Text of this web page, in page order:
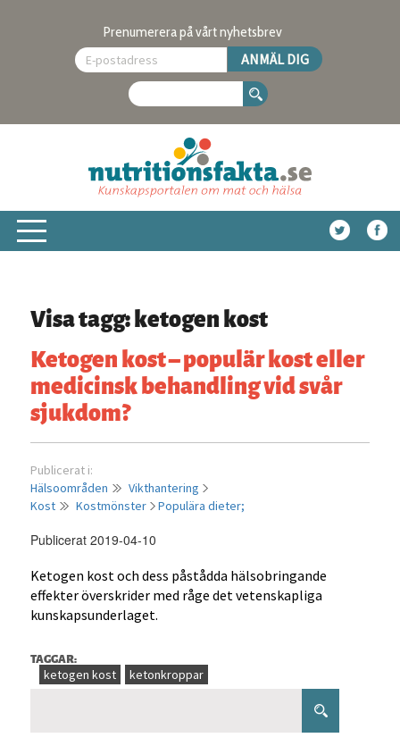
Prenumerera på vårt nyhetsbrev
Visa tagg: ketogen kost
Ketogen kost – populär kost eller
medicinsk behandling vid svår
sjukdom?
Publicerat i:
Hälsoområden
Vikthantering
Kost
Kostmönster Populära dieter;
Publicerat 2019-04-10
Ketogen kost och dess påstådda hälsobringande
effekter överskrider med råge det vetenskapliga
kunskapsunderlaget.
TAGGAR:
ketogen kost ketonkroppar